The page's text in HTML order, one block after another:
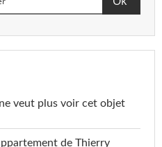
veut plus voir cet objet
de Thierry